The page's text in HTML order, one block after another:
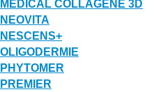
MEDICAL COLLAGENE 3D
NEOVITA
NESCENS+
OLIGODERMIE
PHYTOMER
PREMIER